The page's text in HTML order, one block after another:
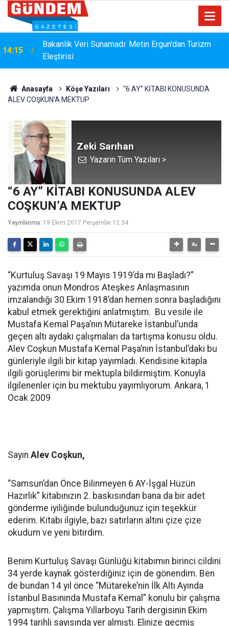
14:15
Bakanlık Veri Sunamadı: Metin Ergun'dan Turizm
Eleştirisi
Anasayfa Köşe Yazıları
“6 AY” KİTABI KONUSUNDA
ALEV COŞKUN’A MEKTUP
Zeki Sarıhan
Yazarın Tüm Yazıları >
“6 AY” KİTABI KONUSUNDA ALEV
COŞKUN’A MEKTUP
Yayınlanma: 19 Ekim 2017 Perşembe 12:34
“Kurtuluş Savaşı 19 Mayıs 1919’da mı Başladı?”
yazımda onun Mondros Ateşkes Anlaşmasının
imzalandığı 30 Ekim 1918’dan hemen sonra başladığını
kabul etmek gerektiğini anlatmıştım. Bu vesile ile
Mustafa Kemal Paşa’nın Mütareke İstanbul’unda
geçen altı aydaki çalışmaları da tartışma konusu oldu.
Alev Coşkun Mustafa Kemal Paşa’nın İstanbul’daki bu
günleriyle ilgili bir kitap yayımladı. Kendisine kitapla
ilgili görüşlerimi bir mektupla bildirmiştim. Konuyla
ilgilenenler için bu mektubu yayımlıyorum. Ankara, 1
Ocak 2009
Sayın Alev Coşkun,
“Samsun’dan Önce Bilinmeyen 6 AY-İşgal Hüzün
Hazırlık” kitabınızın 2. baskısından bana da bir adet
gönderme iyiliğinde bulunduğunuz için teşekkür
ederim. Kitabı ilgiyle, bazı satırların altını çize çize
okudum ve yeni bitirdim.
Benim Kurtuluş Savaşı Günlüğü kitabımın birinci cildini
34 yerde kaynak gösterdiğiniz için de gönendim. Ben
de bundan 14 yıl önce “Mütareke’nin İlk Altı Ayında
İstanbul Basınında Mustafa Kemal” konulu bir çalışma
yapmıştım. Çalışma Yıllarboyu Tarih dergisinin Ekim
1994 tarihli sayısında yer almıştı. Elinize geçmiş